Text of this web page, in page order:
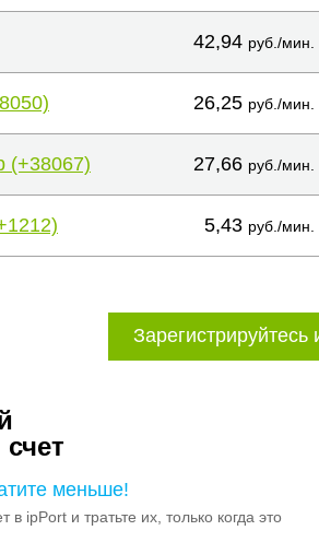
42,94 руб./мин.
26,25 руб./мин.
(+38067) 27,66 руб./мин.
5,43 руб./мин.
Зарегистрируйтесь
меньше!
в ipPort и тратьте их, только когда это